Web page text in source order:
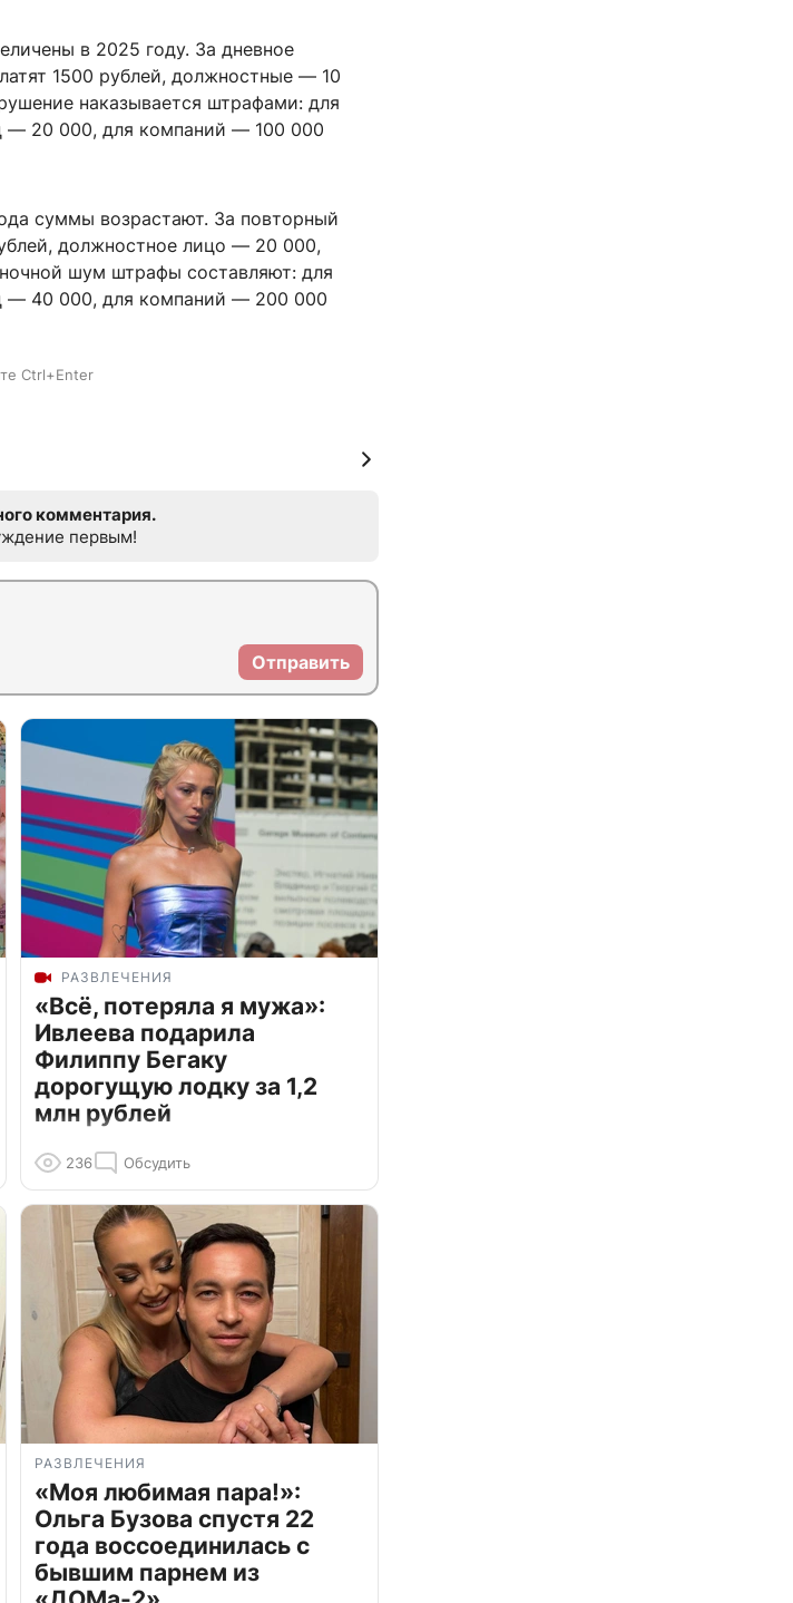
в 2025 году. За дневное
1500 рублей, должностные — 10
наказывается штрафами: для
— 20 000, для компаний — 100 000
суммы возрастают. За повторный
должностное лицо — 20 000,
шум штрафы составляют: для
— 40 000, для компаний — 200 000
Ctrl+Enter
комментария.
первым!
Отправить
РАЗВЛЕЧЕНИЯ
«Всё, потеряла я мужа»:
Ивлеева подарила
Филиппу Бегаку
дорогущую лодку за 1,2
млн рублей
236 Обсудить
РАЗВЛЕЧЕНИЯ
«Моя любимая пара!»:
Ольга Бузова спустя 22
года воссоединилась с
бывшим парнем из